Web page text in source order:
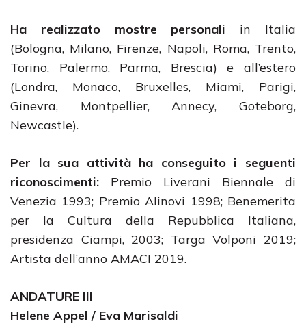
Ha realizzato mostre personali in Italia
(Bologna, Milano, Firenze, Napoli, Roma, Trento,
Torino, Palermo, Parma, Brescia) e all’estero
(Londra, Monaco, Bruxelles, Miami, Parigi,
Ginevra, Montpellier, Annecy, Goteborg,
Newcastle).
Per la sua attività ha conseguito i seguenti
riconoscimenti: Premio Liverani Biennale di
Venezia 1993; Premio Alinovi 1998; Benemerita
per la Cultura della Repubblica Italiana,
presidenza Ciampi, 2003; Targa Volponi 2019;
Artista dell’anno AMACI 2019.
ANDATURE III
Helene Appel / Eva Marisaldi